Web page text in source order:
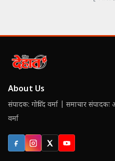
About Us
संपादक: गोविंद वर्मा | समाचार संपादकः
वर्मा
FacebookInstagram
X (Twitter)
YouTube